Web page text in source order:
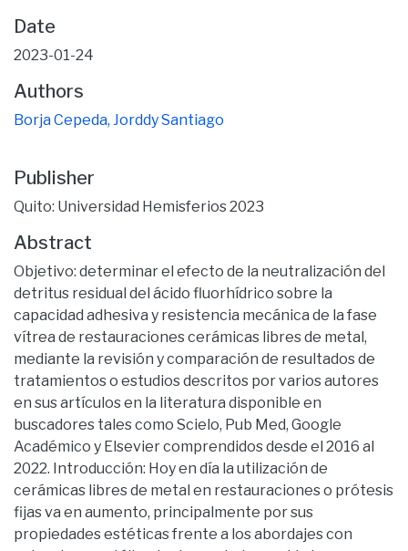
Date
2023-01-24
Authors
Borja Cepeda, Jorddy Santiago
Publisher
Quito: Universidad Hemisferios 2023
Abstract
Objetivo: determinar el efecto de la neutralización del
detritus residual del ácido fluorhídrico sobre la
capacidad adhesiva y resistencia mecánica de la fase
vítrea de restauraciones cerámicas libres de metal,
mediante la revisión y comparación de resultados de
tratamientos o estudios descritos por varios autores
en sus artículos en la literatura disponible en
buscadores tales como Scielo, Pub Med, Google
Académico y Elsevier comprendidos desde el 2016 al
2022. Introducción: Hoy en día la utilización de
cerámicas libres de metal en restauraciones o prótesis
fijas va en aumento, principalmente por sus
propiedades estéticas frente a los abordajes con